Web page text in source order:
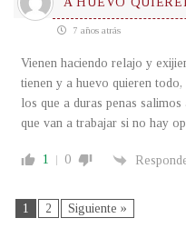
7 años atrás
Vienen haciendo relajo y
tienen y a huevo quieren
los que a duras penas
que van a trabajar si no hay
1 0
1 2 Siguiente »